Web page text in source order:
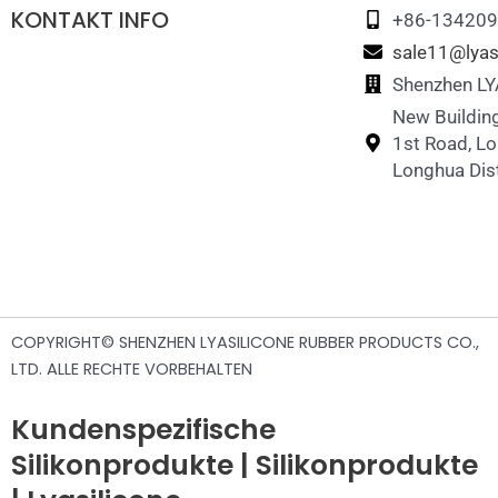
Silikontrinkflasche für Haustiere
Silikon-Memory-Zuordnungsspiel
KONTAKT INFO
+86-
Shenzhen
New
1st Road,
Longhua
COPYRIGHT© SHENZHEN LYASILICONE RUBBER PRODUCTS CO.,
LTD. ALLE RECHTE VORBEHALTEN
Kundenspezifische
Silikonprodukte | Silikonprodukte